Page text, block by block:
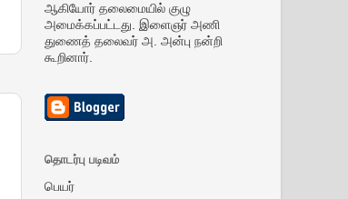
ஆகியோர் தலைமையில் குழு
அமைக்கப்பட்டது. இளைஞர் அணி
துணைத் தலைவர் அ. அன்பு நன்றி
கூறினார்.
தொடர்பு படிவம்
பெயர்